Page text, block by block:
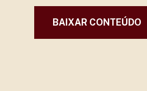
BAIXAR CONTEÚDO